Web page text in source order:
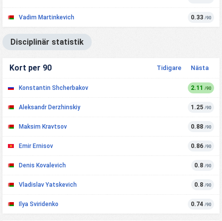
Vadim Martinkevich 0.33 /90
Disciplinär statistik
Kort per 90 Tidigare Nästa
Konstantin Shcherbakov 2.11 /90
Aleksandr Derzhinskiy 1.25 /90
Maksim Kravtsov 0.88 /90
Emir Ernisov 0.86 /90
Denis Kovalevich 0.8 /90
Vladislav Yatskevich 0.8 /90
Ilya Sviridenko 0.74 /90